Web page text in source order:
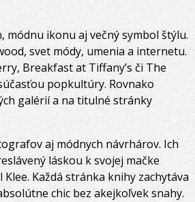
ikonu aj večný symbol štýlu.
svet módy, umenia a internetu.
Breakfast at Tiffany’s či The
popkultúry. Rovnako
galérií a na titulné stránky
aj módnych návrhárov. Ich
láskou k svojej mačke
Každá stránka knihy zachytáva
chic bez akejkoľvek snahy.